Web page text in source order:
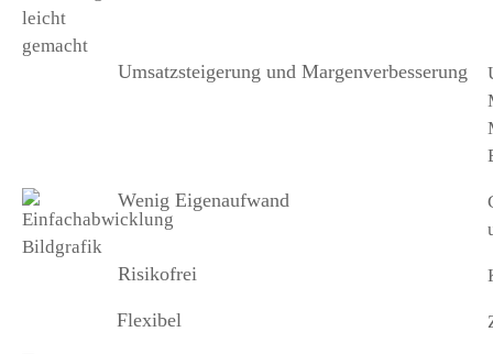
Umsatzsteigerung und Margenverbesserung
Wenig Eigenaufwand
Risikofrei
Flexibel